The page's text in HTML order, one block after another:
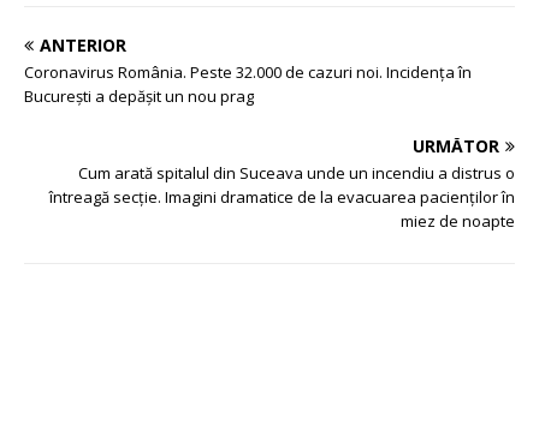
ANTERIOR
Coronavirus România. Peste 32.000 de cazuri noi. Incidența în
București a depășit un nou prag
URMĂTOR
Cum arată spitalul din Suceava unde un incendiu a distrus o
întreagă secție. Imagini dramatice de la evacuarea pacienților în
miez de noapte